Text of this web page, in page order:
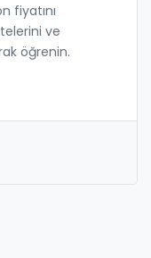
fiyatını
ve
öğrenin.